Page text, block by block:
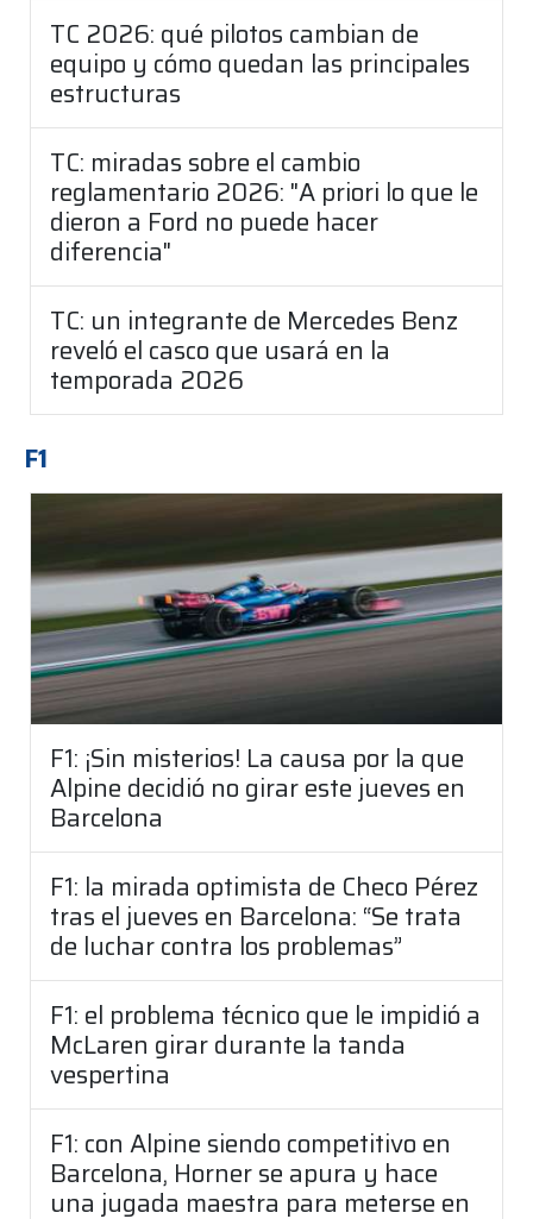
TC 2026: qué pilotos cambian de
equipo y cómo quedan las principales
estructuras
TC: miradas sobre el cambio
reglamentario 2026: "A priori lo que le
dieron a Ford no puede hacer
diferencia"
TC: un integrante de Mercedes Benz
reveló el casco que usará en la
temporada 2026
F1
F1: ¡Sin misterios! La causa por la que
Alpine decidió no girar este jueves en
Barcelona
F1: la mirada optimista de Checo Pérez
tras el jueves en Barcelona: “Se trata
de luchar contra los problemas”
F1: el problema técnico que le impidió a
McLaren girar durante la tanda
vespertina
F1: con Alpine siendo competitivo en
Barcelona, Horner se apura y hace
una jugada maestra para meterse en